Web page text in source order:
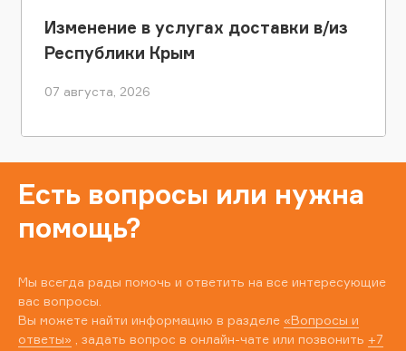
Изменение в услугах доставки в/из
Республики Крым
07 августа, 2026
Есть вопросы или нужна
помощь?
Мы всегда рады помочь и ответить на все интересующие
вас вопросы.
Вы можете найти информацию в разделе «Вопросы и
ответы» , задать вопрос в онлайн-чате или позвонить +7